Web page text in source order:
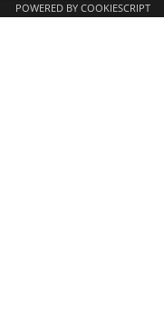
POWERED BY COOKIESCRIPT